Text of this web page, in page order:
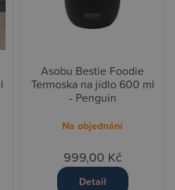
Asobu Bestie Foodie
Termoska na jídlo 600 ml
- Penguin
Na objednání
999,00 Kč
Detail